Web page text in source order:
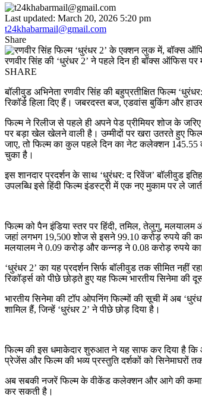
Last updated: March 20, 2026 5:20 pm
t24khabarmail@gmail.com
Share
रणवीर सिंह की ‘धुरंधर 2’ ने पहले दिन ही बॉक्स ऑफिस पर
SHARE
बॉलीवुड अभिनेता रणवीर सिंह की बहुप्रतीक्षित फिल्म
रिकॉर्ड हिला दिए हैं। जबरदस्त बज, एडवांस बुकिंग और
फिल्म ने रिलीज से पहले ही अपने पेड प्रीमियर शोज के
पर बड़ा खेल खेलने वाली है। उम्मीदों पर खरा उतरते हुए
जाए, तो फिल्म का कुल पहले दिन का नेट कलेक्शन
चुका है।
इस शानदार प्रदर्शन के साथ ‘धुरंधर: द रिवेंज’ बॉलीवुड
उपलब्धि इसे हिंदी फिल्म इंडस्ट्री में एक नए मुकाम पर ले
फिल्म को पैन इंडिया स्तर पर हिंदी, तमिल, तेलुगु, मलयालम
जहां लगभग 19,500 शोज से इसने 99.10 करोड़ रुपये की
मलयालम ने 0.09 करोड़ और कन्नड़ ने 0.08 करोड़ रुपये का
‘धुरंधर 2’ का यह प्रदर्शन सिर्फ बॉलीवुड तक सीमित
रिकॉर्ड्स को पीछे छोड़ते हुए यह फिल्म भारतीय सिनेमा की
भारतीय सिनेमा की टॉप ओपनिंग फिल्मों की सूची में अब
शामिल हैं, जिन्हें ‘धुरंधर 2’ ने पीछे छोड़ दिया है।
फिल्म की इस धमाकेदार शुरुआत ने यह साफ कर दिया है कि
प्रेजेंस और फिल्म की भव्य प्रस्तुति दर्शकों को सिनेमाघरों
अब सबकी नजरें फिल्म के वीकेंड कलेक्शन और आगे की कमाई
कर सकती है।